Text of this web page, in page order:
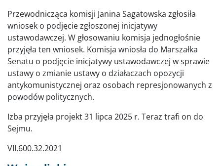
Przewodnicząca komisji Janina Sagatowska zgłosiła
wniosek o podjęcie zgłoszonej inicjatywy
ustawodawczej. W głosowaniu komisja jednogłośnie
przyjęła ten wniosek. Komisja wniosła do Marszałka
Senatu o podjęcie inicjatywy ustawodawczej w sprawie
ustawy o zmianie ustawy o działaczach opozycji
antykomunistycznej oraz osobach represjonowanych z
powodów politycznych.
Izba przyjęła projekt 31 lipca 2025 r. Teraz trafi on do
Sejmu.
VII.600.32.2021